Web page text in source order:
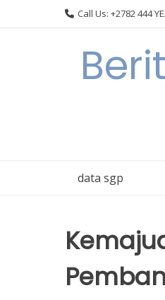
Call Us: +2782 444
data sgp